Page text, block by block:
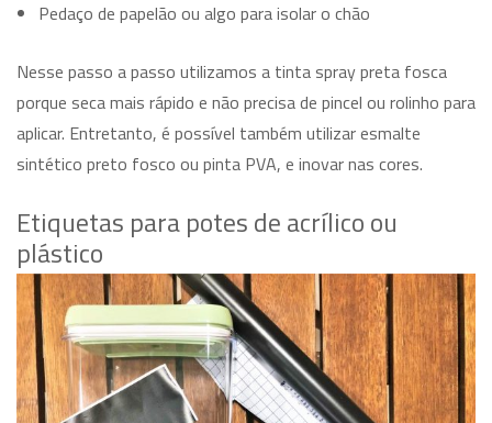
Pedaço de papelão ou algo para isolar o chão
Nesse passo a passo utilizamos a tinta spray preta fosca
porque seca mais rápido e não precisa de pincel ou rolinho para
aplicar. Entretanto, é possível também utilizar esmalte
sintético preto fosco ou pinta PVA, e inovar nas cores.
Etiquetas para potes de acrílico ou
plástico